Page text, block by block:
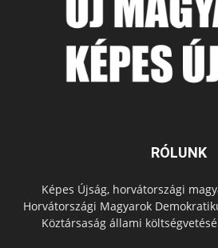
RÓLUNK
Képes Újság, horvátországi
Horvátországi Magyarok
Köztársaság állami